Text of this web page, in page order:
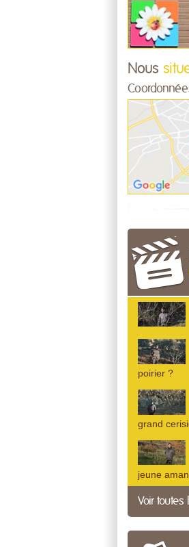
Nous
poirier ?
grand
jeune
Voir toutes